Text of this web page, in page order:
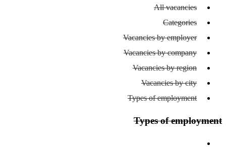
All vacancies
Categories
Vacancies by employer
Vacancies by company
Vacancies by region
Vacancies by city
Types of employment
Types of employment